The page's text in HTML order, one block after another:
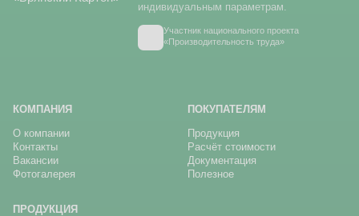
индивидуальным параметрам.
Участник национального проекта
«Производительность труда»
КОМПАНИЯ
О компании
Контакты
Вакансии
Фотогалерея
ПОКУПАТЕЛЯМ
Продукция
Расчёт стоимости
Документация
Полезное
ПРОДУКЦИЯ